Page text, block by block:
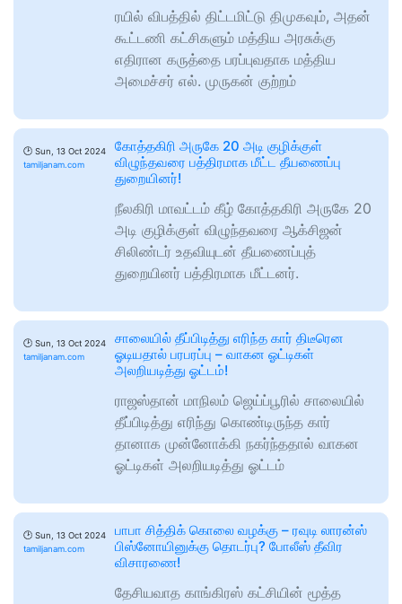
ரயில் விபத்தில் திட்டமிட்டு திமுகவும், அதன்
கூட்டணி கட்சிகளும் மத்திய அரசுக்கு
எதிரான கருத்தை பரப்புவதாக மத்திய
அமைச்சர் எல். முருகன் குற்றம்
🕑 Sun, 13 Oct 2024
tamiljanam.com
கோத்தகிரி அருகே 20 அடி குழிக்குள்
விழுந்தவரை பத்திரமாக மீட்ட தீயணைப்பு
துறையினர்!
நீலகிரி மாவட்டம் கீழ் கோத்தகிரி அருகே 20
அடி குழிக்குள் விழுந்தவரை ஆக்சிஜன்
சிலிண்டர் உதவியுடன் தீயணைப்புத்
துறையினர் பத்திரமாக மீட்டனர்.
🕑 Sun, 13 Oct 2024
tamiljanam.com
சாலையில் தீப்பிடித்து எரிந்த கார் திடீரென
ஓடியதால் பரபரப்பு – வாகன ஓட்டிகள்
அலறியடித்து ஓட்டம்!
ராஜஸ்தான் மாநிலம் ஜெய்ப்பூரில் சாலையில்
தீப்பிடித்து எரிந்து கொண்டிருந்த கார்
தானாக முன்னோக்கி நகர்ந்ததால் வாகன
ஓட்டிகள் அலறியடித்து ஓட்டம்
🕑 Sun, 13 Oct 2024
tamiljanam.com
பாபா சித்திக் கொலை வழக்கு – ரவுடி லாரன்ஸ்
பிஸ்னோயினுக்கு தொடர்பு? போலீஸ் தீவிர
விசாரணை!
தேசியவாத காங்கிரஸ் கட்சியின் மூத்த